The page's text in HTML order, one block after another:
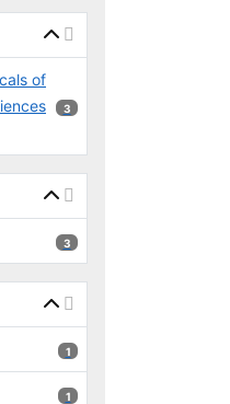
of
3 результатів
3
3 результатів
3
1 результатів
1
1 результатів
1